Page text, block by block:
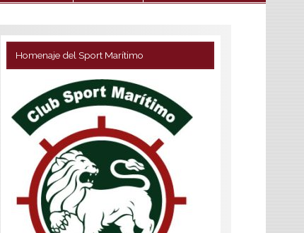
Homenaje del Sport Marítimo